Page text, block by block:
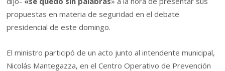
propuestas en materia de seguridad en el debate
presidencial de este domingo.
El ministro participó de un acto junto al intendente municipal,
Nicolás Mantegazza, en el Centro Operativo de Prevención